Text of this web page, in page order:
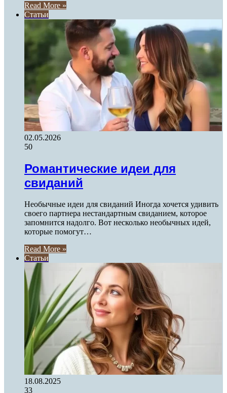
Read More »
Статьи
02.05.2026
50
Романтические идеи для
свиданий
Необычные идеи для свиданий Иногда хочется удивить
своего партнера нестандартным свиданием, которое
запомнится надолго. Вот несколько необычных идей,
которые помогут…
Read More »
Статьи
18.08.2025
33